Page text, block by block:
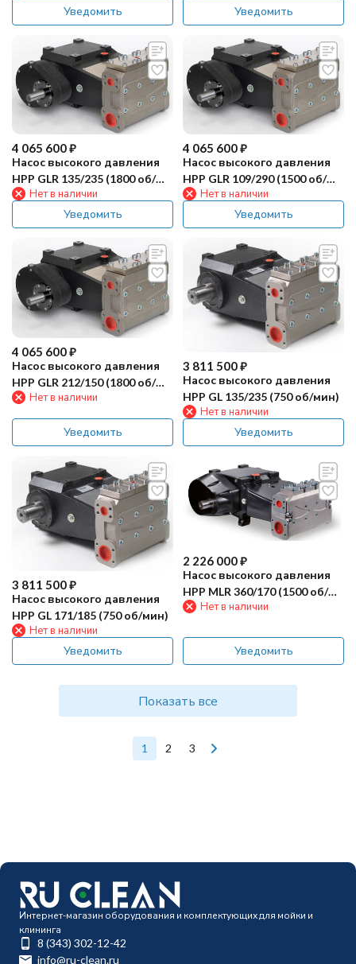
Уведомить Уведомить
4 065 600₽
Насос высокого давления
HPP GLR 135/235 (1800 об/
мин)Нет в наличии
Уведомить
4 065 600₽
Насос высокого давления
HPP GLR 109/290 (1500 об/
мин)Нет в наличии
Уведомить
4 065 600₽
Насос высокого давления
HPP GLR 212/150 (1800 об/
мин)Нет в наличии
Уведомить
3 811 500₽
Насос высокого давления
HPP GL 135/235 (750 об/мин)
Нет в наличии
Уведомить
3 811 500₽
Насос высокого давления
HPP GL 171/185 (750 об/мин)
Нет в наличии
Уведомить
2 226 000₽
Насос высокого давления
HPP MLR 360/170 (1500 об/
мин)Нет в наличии
Уведомить
Показать все
1 2 3
Интернет-магазин оборудования и комплектующих для мойки и
клининга
8 (343) 302-12-42
info@ru-clean.ru